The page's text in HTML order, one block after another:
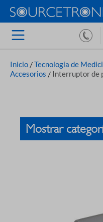
Inicio /Tecnología de
Accesorios / Interruptor de
Mostrar